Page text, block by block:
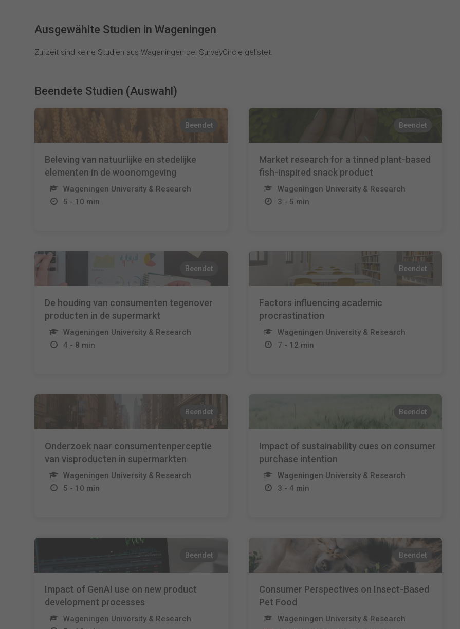
Ausgewählte Studien in Wageningen
Zurzeit sind keine Studien aus Wageningen bei SurveyCircle gelistet.
Beendete Studien (Auswahl)
Beendet
Beleving van natuurlijke en stedelijke
elementen in de woonomgeving
Wageningen University & Research
5 - 10 min
Beendet
Market research for a tinned plant-based
fish-inspired snack product
Wageningen University & Research
3 - 5 min
Beendet
De houding van consumenten tegenover
producten in de supermarkt
Wageningen University & Research
4 - 8 min
Beendet
Factors influencing academic
procrastination
Wageningen University & Research
7 - 12 min
Beendet
Onderzoek naar consumentenperceptie
van visproducten in supermarkten
Wageningen University & Research
5 - 10 min
Beendet
Impact of sustainability cues on consumer
purchase intention
Wageningen University & Research
3 - 4 min
Beendet
Impact of GenAI use on new product
development processes
Wageningen University & Research
Beendet
Consumer Perspectives on Insect-Based
Pet Food
Wageningen University & Research